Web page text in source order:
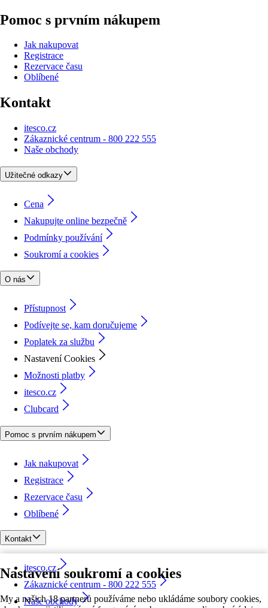
Nastavení soukromí a cookies
My a našich 18 partnerů používáme nebo ukládáme soubory cookies,
Pomoc s prvním nákupem
Jak nakupovat
Registrace
Rezervace času
Oblíbené
Kontakt
itesco.cz
Zákaznické centrum - 800 222 555
Naše obchody
Užitečné odkazy
Cena
Nakupujte online bezpečně
Podmínky používání
Soukromí a cookies
O nás
Přístupnost
Podívejte se, kam doručujeme
Poplatek za službu
Nastavení Cookies
Možnosti platby
itesco.cz
Clubcard
Pomoc s prvním nákupem
Jak nakupovat
Registrace
Rezervace času
Oblíbené
Kontakt
itesco.cz
Zákaznické centrum - 800 222 555
Naše obchody